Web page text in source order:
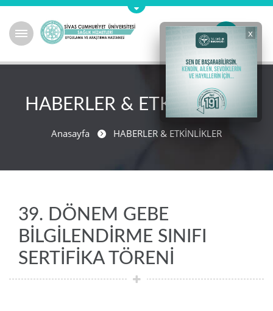
x
HABERLER & ETKİNLİKLER
Anasayfa HABERLER & ETKİNLİKLER
39. DÖNEM GEBE
BİLGİLENDİRME SINIFI
SERTİFİKA TÖRENİ